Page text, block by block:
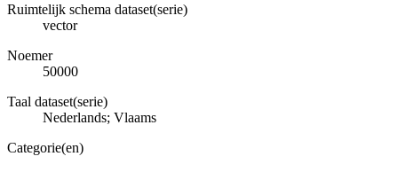
Ruimtelijk schema dataset(serie)
vector
Noemer
50000
Taal dataset(serie)
Nederlands; Vlaams
Categorie(en)